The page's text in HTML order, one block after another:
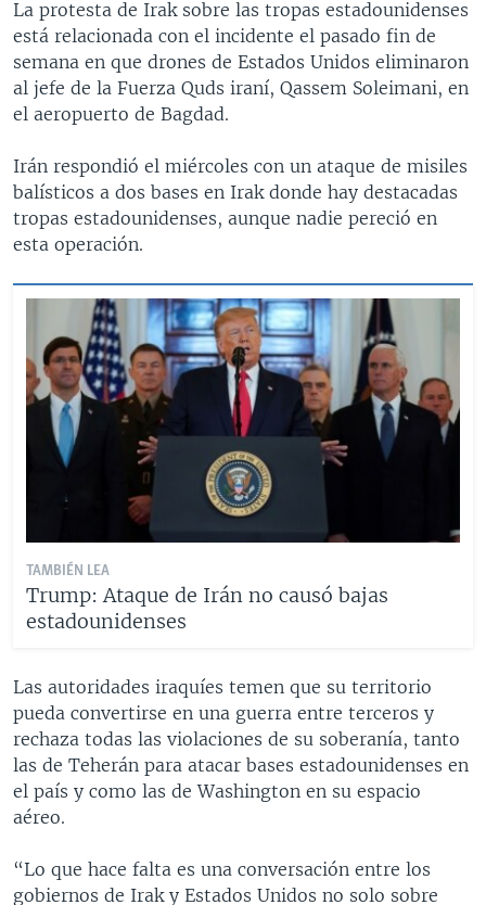
La protesta de Irak sobre las tropas estadounidenses
está relacionada con el incidente el pasado fin de
semana en que drones de Estados Unidos eliminaron
al jefe de la Fuerza Quds iraní, Qassem Soleimani, en
el aeropuerto de Bagdad.
Irán respondió el miércoles con un ataque de misiles
balísticos a dos bases en Irak donde hay destacadas
tropas estadounidenses, aunque nadie pereció en
esta operación.
TAMBIÉN LEA
Trump: Ataque de Irán no causó bajas
estadounidenses
Las autoridades iraquíes temen que su territorio
pueda convertirse en una guerra entre terceros y
rechaza todas las violaciones de su soberanía, tanto
las de Teherán para atacar bases estadounidenses en
el país y como las de Washington en su espacio
aéreo.
“Lo que hace falta es una conversación entre los
gobiernos de Irak y Estados Unidos no solo sobre